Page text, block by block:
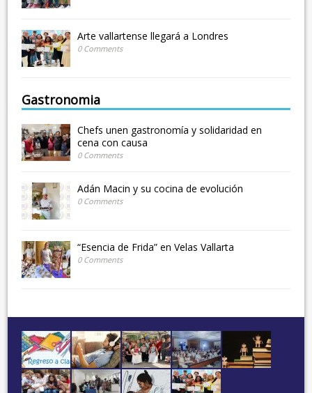
Arte vallartense llegará a Londres
0 Comments
Gastronomia
Chefs unen gastronomía y solidaridad en
cena con causa
0 Comments
Adán Macin y su cocina de evolución
0 Comments
“Esencia de Frida” en Velas Vallarta
0 Comments